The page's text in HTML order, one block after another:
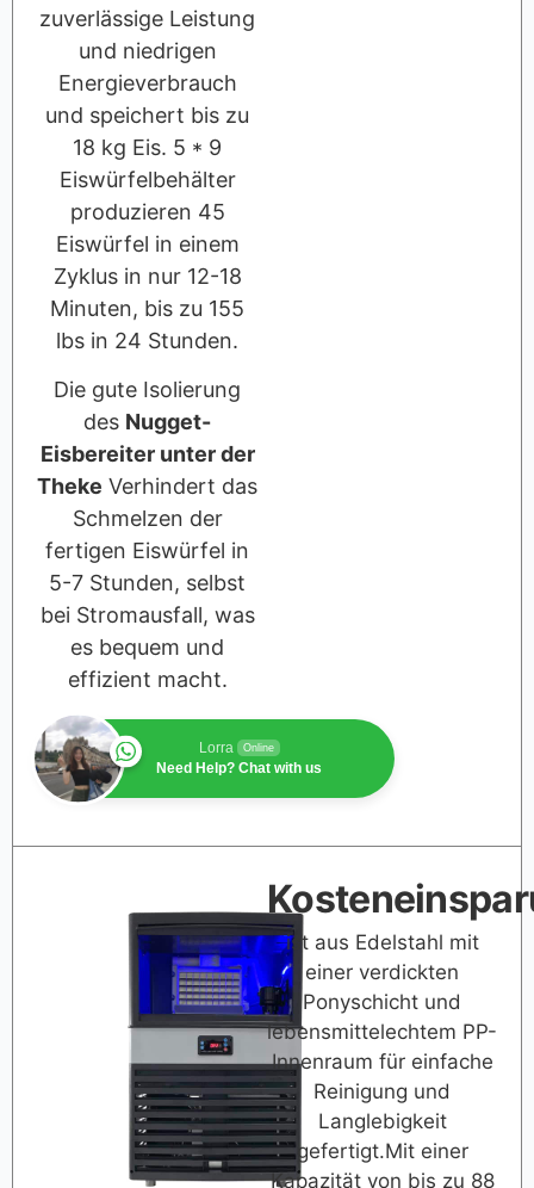
zuverlässige Leistung
und niedrigen
Energieverbrauch
und speichert bis zu
18 kg Eis. 5 * 9
Eiswürfelbehälter
produzieren 45
Eiswürfel in einem
Zyklus in nur 12-18
Minuten, bis zu 155
lbs in 24 Stunden.
Die gute Isolierung
des Nugget-
Eisbereiter unter der
Theke Verhindert das
Schmelzen der
fertigen Eiswürfel in
5-7 Stunden, selbst
bei Stromausfall, was
es bequem und
effizient macht.
Lorra Online
Need Help? Chat with us
ist aus Edelstahl mit
einer verdickten
Ponyschicht und
lebensmittelechtem PP-
Innenraum für einfache
Reinigung und
Langlebigkeit
gefertigt.Mit einer
Kapazität von bis zu 88